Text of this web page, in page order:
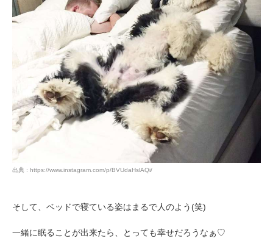
出典 : https://www.instagram.com/p/BVUdaHslAQi/
そして、ベッドで寝ている姿はまるで人のよう(笑)
一緒に眠ることが出来たら、とっても幸せだろうなぁ♡